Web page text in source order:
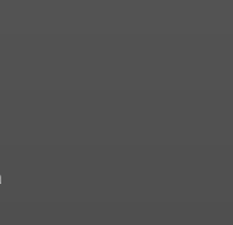
13 тысяч рублей (ВИДЕО)